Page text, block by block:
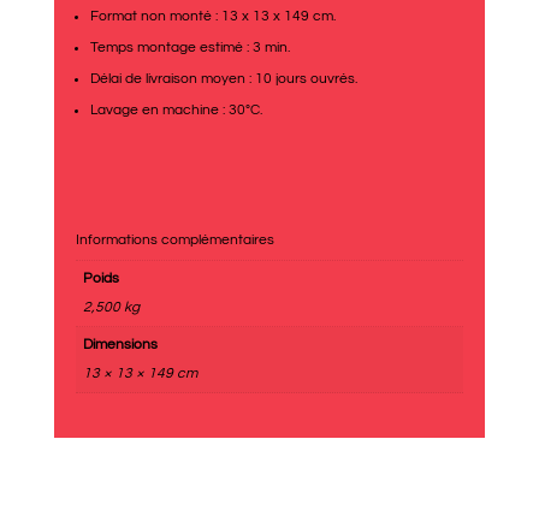
Format non monté : 13 x 13 x 149 cm.
Temps montage estimé : 3 min.
Délai de livraison moyen : 10 jours ouvrés.
Lavage en machine : 30°C.
Informations complémentaires
Poids
2,500 kg
Dimensions
13 × 13 × 149 cm